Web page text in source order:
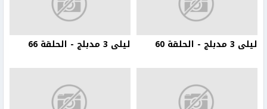
ليلى 3 مدبلج - الحلقة 60 ليلى 3 مدبلج - الحلقة 66